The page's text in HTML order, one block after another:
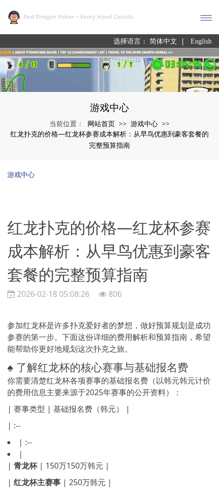
选择语言： 简体中文 | English
游戏中心
当前位置： 网站首页 >> 游戏中心 >>
红龙扑克的价格—红龙杯参赛成本解析：从早鸟优惠到豪客套餐的
完整预算指南
游戏中心
红龙扑克的价格—红龙杯参赛
成本解析：从早鸟优惠到豪客
套餐的完整预算指南
2026-02-18 05:08:26 806
参加红龙杯是许多扑克爱好者的梦想，做好预算规划是成功
参赛的第一步。下面这份详细的费用解析和预算指南，希望
能帮助你更好地规划这次扑克之旅。
♠️ 了解红龙杯的核心赛事与基础报名费
你需要清楚红龙杯各项赛事的基础报名费（以韩元韩元计价
的费用信息主要来源于2025年赛事的公开资料）：
| 赛事类型 | 基础报名费（韩元） |
| :--
| :--
|
| 青龙杯| 150万150万韩元 |
| 红龙杯主赛事 | 250万韩元 |